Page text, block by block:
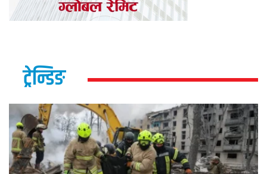
ट्रेन्डिङ